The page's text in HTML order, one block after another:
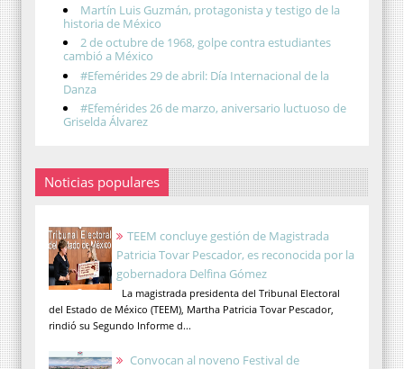
Martín Luis Guzmán, protagonista y testigo de la
historia de México
2 de octubre de 1968, golpe contra estudiantes
cambió a México
#Efemérides 29 de abril: Día Internacional de la
Danza
#Efemérides 26 de marzo, aniversario luctuoso de
Griselda Álvarez
Noticias populares
TEEM concluye gestión de Magistrada
Patricia Tovar Pescador, es reconocida por la
gobernadora Delfina Gómez
La magistrada presidenta del Tribunal Electoral
del Estado de México (TEEM), Martha Patricia Tovar Pescador,
rindió su Segundo Informe d...
Convocan al noveno Festival de